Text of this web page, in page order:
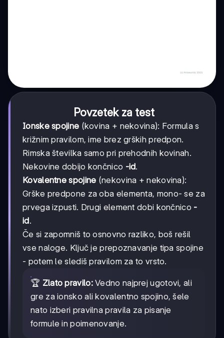
Povzetek za test
Ionske spojine (kovina + nekovina): Formula s
križnim pravilom, ime brez grških predpon.
Rimska številka samo pri prehodnih kovinah.
Nekovine dobijo končnico -id.
Kovalentne spojine (nekovina + nekovina):
Grške predpone za oba elementa, mono- se za
prvega izpusti. Drugi element dobi končnico -
id.
Če si zapomniš to osnovno razliko, boš rešil
vse naloge. Ključ je prepoznavanje tipa spojine
- potem le slediš pravilom za to vrsto.
🏆 Zlato pravilo:Vedno najprej ugotovi, ali
gre za ionsko ali kovalentno spojino, šele
nato izberi pravilna pravila za pisanje
formule in poimenovanje.